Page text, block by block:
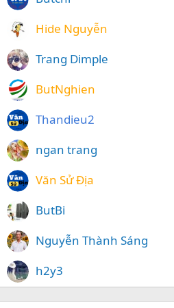
Hide Nguyễn
Trang Dimple
ButNghien
Thandieu2
ngan trang
Văn Sử Địa
ButBi
Nguyễn Thành Sáng
h2y3